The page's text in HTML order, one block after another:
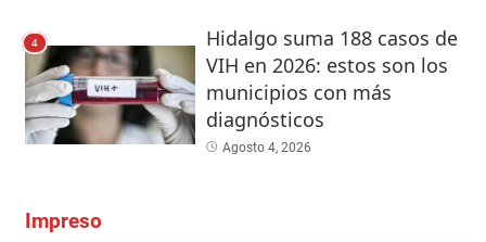
4
Hidalgo suma 188 casos de
VIH en 2026: estos son los
municipios con más
diagnósticos
Agosto 4, 2026
Impreso